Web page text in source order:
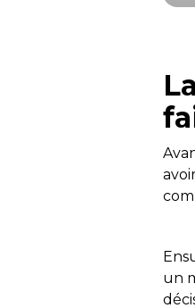
un